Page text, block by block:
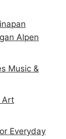
Alpen
Music &
Art
Everyday